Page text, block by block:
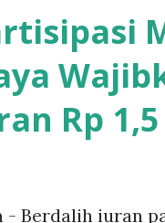
Rp
Berdalih iuran